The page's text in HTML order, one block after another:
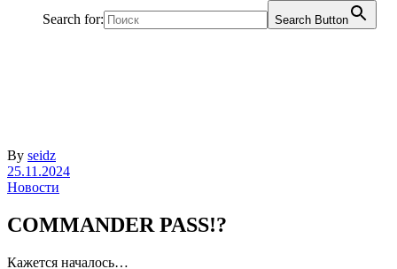
Search for: Search Button
By seidz
25.11.2024
Новости
COMMANDER PASS!?
Кажется началось…